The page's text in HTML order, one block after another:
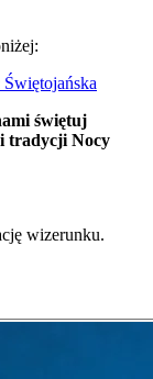
świętuj
tradycji Nocy
wizerunku.